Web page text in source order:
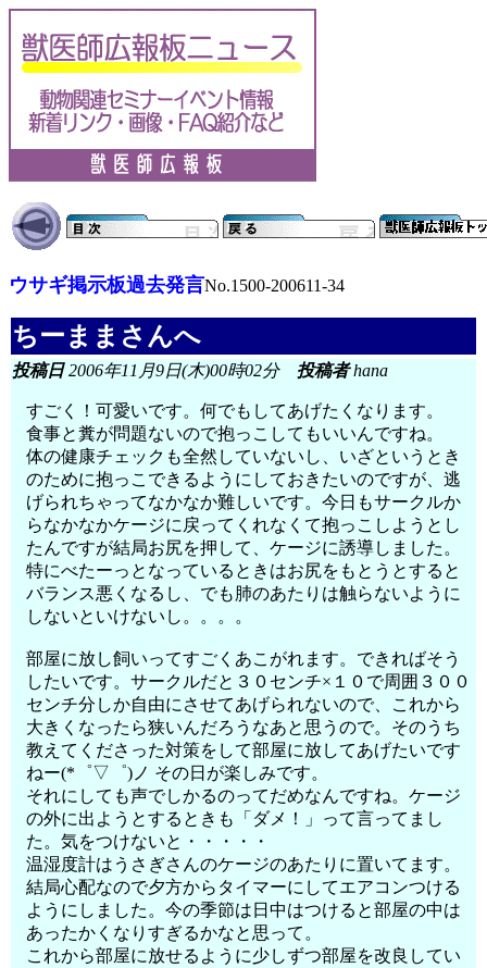
ウサギ掲示板過去発言No.1500-200611-34
ちーままさんへ
投稿日2006年11月9日(木)00時02分 投稿者hana
すごく！可愛いです。何でもしてあげたくなります。
食事と糞が問題ないので抱っこしてもいいんですね。
体の健康チェックも全然していないし、いざというとき
のために抱っこできるようにしておきたいのですが、逃
げられちゃってなかなか難しいです。今日もサークルか
らなかなかケージに戻ってくれなくて抱っこしようとし
たんですが結局お尻を押して、ケージに誘導しました。
特にべたーっとなっているときはお尻をもとうとすると
バランス悪くなるし、でも肺のあたりは触らないように
しないといけないし。。。。
部屋に放し飼いってすごくあこがれます。できればそう
したいです。サークルだと３０センチ×１０で周囲３００
センチ分しか自由にさせてあげられないので、これから
大きくなったら狭いんだろうなあと思うので。そのうち
教えてくださった対策をして部屋に放してあげたいです
ねー(*゜▽゜)ノ その日が楽しみです。
それにしても声でしかるのってだめなんですね。ケージ
の外に出ようとするときも「ダメ！」って言ってまし
た。気をつけないと・・・・・
温湿度計はうさぎさんのケージのあたりに置いてます。
結局心配なので夕方からタイマーにしてエアコンつける
ようにしました。今の季節は日中はつけると部屋の中は
あったかくなりすぎるかなと思って。
これから部屋に放せるように少しずつ部屋を改良してい